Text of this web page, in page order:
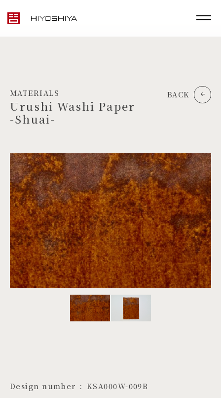
TOP
MATERIALS
PRODUCTS
ARTWORK
PROJECTS
JA EN ZH
MATERIALS
Urushi Washi Paper
-Shuai-
BACK
Design number
KSA000W-009B